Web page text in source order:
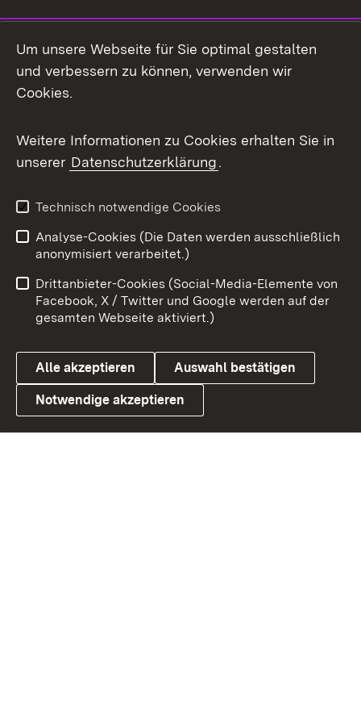
Facebook
X / Twitter
Youtube
Link zum Landesportal
Impressum
Kontakt
Barrierefreiheit
Datenschutz
Cookies
Um unsere Webseite für Sie optimal gestalten
und verbessern zu können, verwenden wir
Cookies.
Weitere Informationen zu Cookies erhalten Sie in
unserer Datenschutzerklärung.
Technisch notwendige Cookies
Analyse-Cookies (Die Daten werden ausschließlich
anonymisiert verarbeitet.)
Drittanbieter-Cookies (Social-Media-Elemente von
Facebook, X / Twitter und Google werden auf der
gesamten Webseite aktiviert.)
Alle akzeptieren Auswahl bestätigen
Notwendige akzeptieren